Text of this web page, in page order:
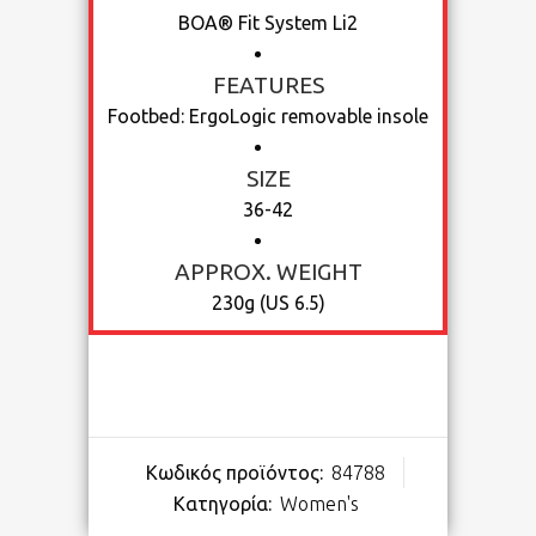
BOA® Fit System Li2
FEATURES
Footbed: ErgoLogic removable insole
SIZE
36-42
APPROX. WEIGHT
230g (US 6.5)
Κωδικός προϊόντος: 84788
Κατηγορία: Women's